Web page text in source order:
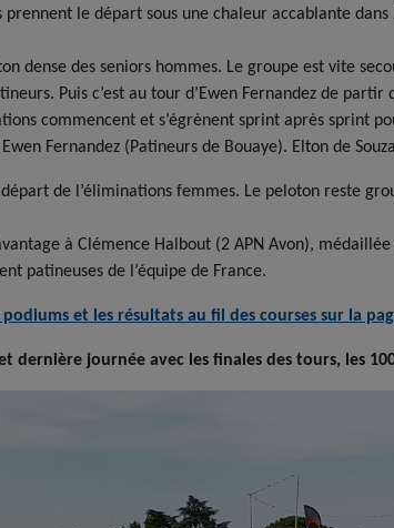
prennent le départ sous une chaleur accablante
dense des seniors hommes. Le groupe est vite
Puis c’est au tour d’Ewen Fernandez de partir
commencent et s’égrènent sprint après sprint
Fernandez (Patineurs de Bouaye). Elton de
de l’éliminations femmes. Le peloton reste
à Clémence Halbout (2 APN Avon),
patineuses de l’équipe de France.
et les résultats au fil des courses sur la
dernière journée avec les finales des tours, les